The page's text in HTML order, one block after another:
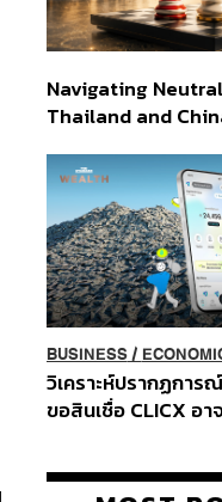
Navigating
Thailand and
Order
BUSINESS/
วิเคราะห์ปรากฏการ
ขอสินเชื่อ CLICX อา
ปัญหาหนี้ครัวเรือนไ